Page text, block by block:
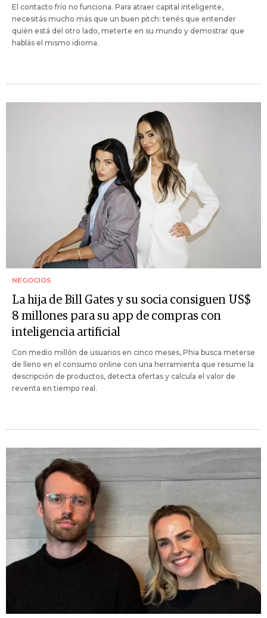
El contacto frío no funciona. Para atraer capital inteligente,
necesitás mucho más que un buen pitch: tenés que entender
quién está del otro lado, meterte en su mundo y demostrar que
hablás el mismo idioma.
NEGOCIOS
La hija de Bill Gates y su socia consiguen US$
8 millones para su app de compras con
inteligencia artificial
Con medio millón de usuarios en cinco meses, Phia busca meterse
de lleno en el consumo online con una herramienta que resume la
descripción de productos, detecta ofertas y calcula el valor de
reventa en tiempo real.